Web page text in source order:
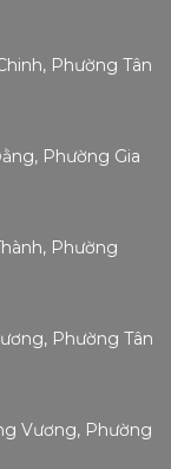
Phường Tân
Phường Gia
Phường
Phường Tân
Vương, Phường